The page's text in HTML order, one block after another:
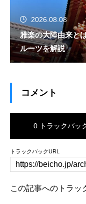
2026.08.08
雅楽の大陸由来と
ルーツを解説
コメント
0 トラックバッ
トラックバックURL
この記事へのトラッ